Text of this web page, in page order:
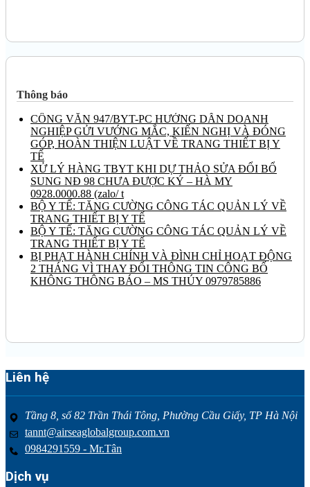
Thông báo
CÔNG VĂN 947/BYT-PC HƯỚNG DẪN DOANH
NGHIỆP GỬI VƯỚNG MẮC, KIẾN NGHỊ VÀ ĐÓNG
GÓP, HOÀN THIỆN LUẬT VỀ TRANG THIẾT BỊ Y
TẾ
XỬ LÝ HÀNG TBYT KHI DỰ THẢO SỬA ĐỔI BỔ
SUNG NĐ 98 CHƯA ĐƯỢC KÝ – HÀ MY
0928.0000.88 (zalo/ t
BỘ Y TẾ: TĂNG CƯỜNG CÔNG TÁC QUẢN LÝ VỀ
TRANG THIẾT BỊ Y TẾ
BỘ Y TẾ: TĂNG CƯỜNG CÔNG TÁC QUẢN LÝ VỀ
TRANG THIẾT BỊ Y TẾ
BỊ PHẠT HÀNH CHÍNH VÀ ĐÌNH CHỈ HOẠT ĐỘNG
2 THÁNG VÌ THAY ĐỔI THÔNG TIN CÔNG BỐ
KHÔNG THÔNG BÁO – MS THÚY 0979785886
Liên hệ
Tầng 8, số 82 Trần Thái Tông, Phường Cầu Giấy, TP Hà Nội
tannt@airseaglobalgroup.com.vn
0984291559 - Mr.Tân
Dịch vụ